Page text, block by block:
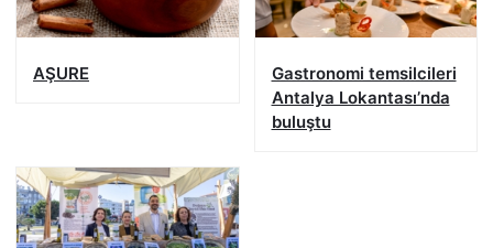
AŞURE
Gastronomi temsilcileri
Antalya Lokantası’nda
buluştu